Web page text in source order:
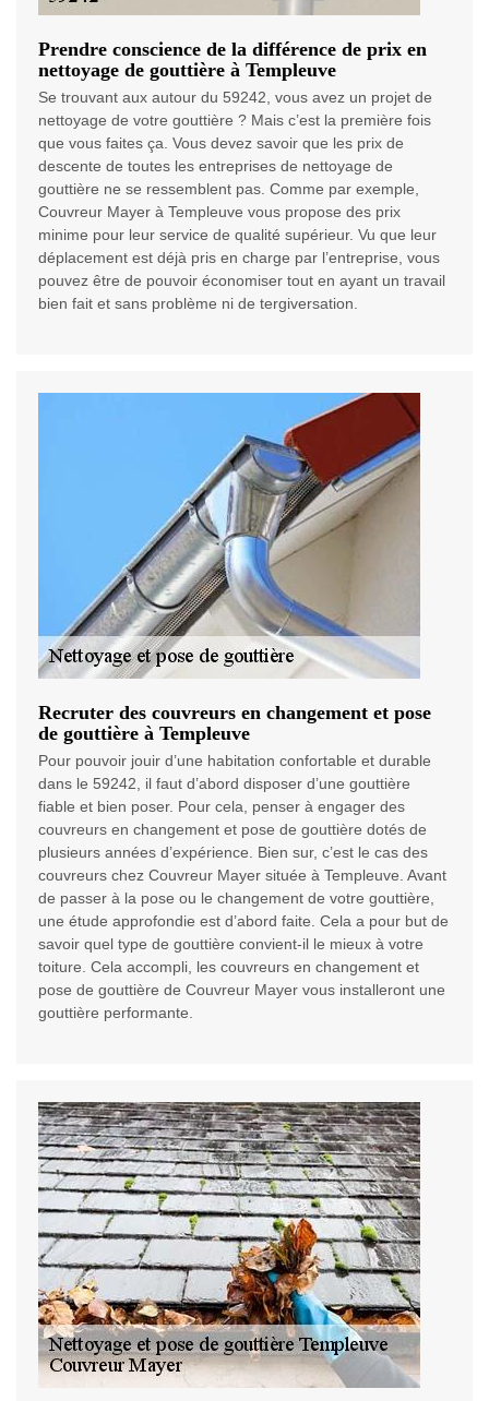
Prendre conscience de la différence de prix en
nettoyage de gouttière à Templeuve
Se trouvant aux autour du 59242, vous avez un projet de
nettoyage de votre gouttière ? Mais c’est la première fois
que vous faites ça. Vous devez savoir que les prix de
descente de toutes les entreprises de nettoyage de
gouttière ne se ressemblent pas. Comme par exemple,
Couvreur Mayer à Templeuve vous propose des prix
minime pour leur service de qualité supérieur. Vu que leur
déplacement est déjà pris en charge par l’entreprise, vous
pouvez être de pouvoir économiser tout en ayant un travail
bien fait et sans problème ni de tergiversation.
Recruter des couvreurs en changement et pose
de gouttière à Templeuve
Pour pouvoir jouir d’une habitation confortable et durable
dans le 59242, il faut d’abord disposer d’une gouttière
fiable et bien poser. Pour cela, penser à engager des
couvreurs en changement et pose de gouttière dotés de
plusieurs années d’expérience. Bien sur, c’est le cas des
couvreurs chez Couvreur Mayer située à Templeuve. Avant
de passer à la pose ou le changement de votre gouttière,
une étude approfondie est d’abord faite. Cela a pour but de
savoir quel type de gouttière convient-il le mieux à votre
toiture. Cela accompli, les couvreurs en changement et
pose de gouttière de Couvreur Mayer vous installeront une
gouttière performante.